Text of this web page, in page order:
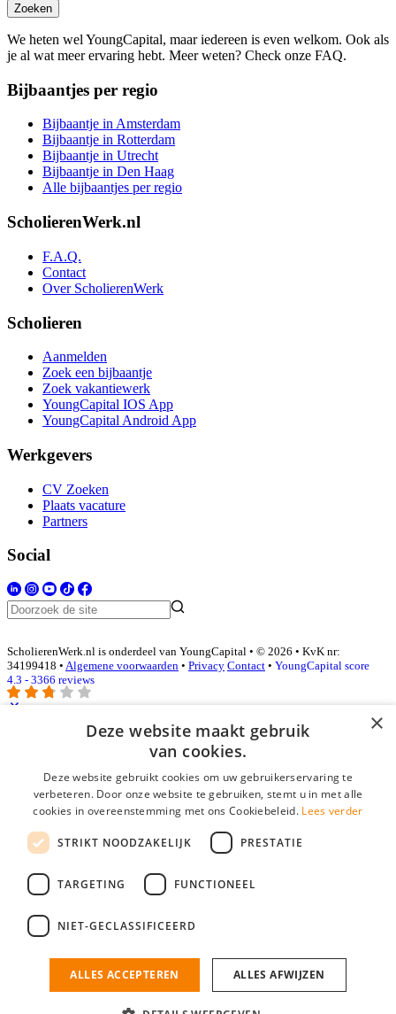
Zoeken
We heten wel YoungCapital, maar iedereen is even welkom. Ook als
je al wat meer ervaring hebt. Meer weten? Check onze FAQ.
Bijbaantjes per regio
Bijbaantje in Amsterdam
Bijbaantje in Rotterdam
Bijbaantje in Utrecht
Bijbaantje in Den Haag
Alle bijbaantjes per regio
ScholierenWerk.nl
F.A.Q.
Contact
Over ScholierenWerk
Scholieren
Aanmelden
Zoek een bijbaantje
Zoek vakantiewerk
YoungCapital IOS App
YoungCapital Android App
Werkgevers
CV Zoeken
Plaats vacature
Partners
Social
ScholierenWerk.nl is onderdeel van YoungCapital • © 2026 • KvK nr:
34199418 • Algemene voorwaarden • Privacy Contact • YoungCapital score
4.3 - 3366 reviews
Inloggen als bedrijf
E-mail*
Wachtwoord
login gegevens onthouden
login
Bedrijf aanmelden
nieuwe collega/werknemer zo gevonden!
×
Deze website maakt gebruik
van cookies.
Deze website gebruikt cookies om uw gebruikerservaring te
verbeteren. Door onze website te gebruiken, stemt u in met alle
cookies in overeenstemming met ons Cookiebeleid. Lees verder
STRIKT NOODZAKELIJK PRESTATIE
TARGETING FUNCTIONEEL
NIET-GECLASSIFICEERD
ALLES ACCEPTEREN ALLES AFWIJZEN